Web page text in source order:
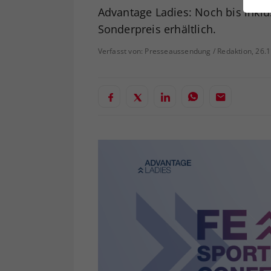
Advantage Ladies: Noch bis
Sonderpreis erhältlich.
Verfasst von: Presseaussendung / Redaktion,